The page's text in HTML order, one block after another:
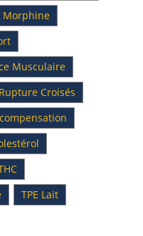
Morphine
Musculaire
Rupture Croisés
TPE Lait